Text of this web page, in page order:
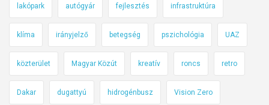
lakópark autógyár fejlesztés infrastruktúra
klíma irányjelző betegség pszichológia UAZ
közterület Magyar Közút kreatív roncs retro
Dakar dugattyú hidrogénbusz Vision Zero